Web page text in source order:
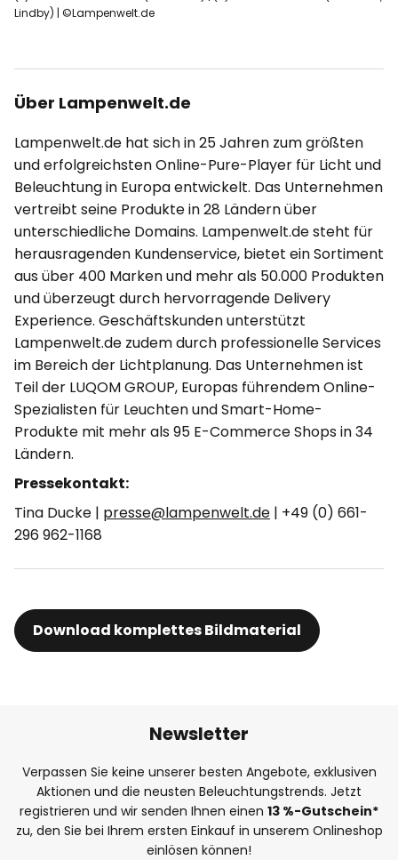
Lindby) | ©Lampenwelt.de
Über Lampenwelt.de
Lampenwelt.de hat sich in 25 Jahren zum größten
und erfolgreichsten Online-Pure-Player für Licht und
Beleuchtung in Europa entwickelt. Das Unternehmen
vertreibt seine Produkte in 28 Ländern über
unterschiedliche Domains. Lampenwelt.de steht für
herausragenden Kundenservice, bietet ein Sortiment
aus über 400 Marken und mehr als 50.000 Produkten
und überzeugt durch hervorragende Delivery
Experience. Geschäftskunden unterstützt
Lampenwelt.de zudem durch professionelle Services
im Bereich der Lichtplanung. Das Unternehmen ist
Teil der LUQOM GROUP, Europas führendem Online-
Spezialisten für Leuchten und Smart-Home-
Produkte mit mehr als 95 E-Commerce Shops in 34
Ländern.
Pressekontakt:
Tina Ducke | presse@lampenwelt.de | +49 (0) 661-
296 962-1168
Download komplettes Bildmaterial
Newsletter
Verpassen Sie keine unserer besten Angebote, exklusiven
Aktionen und die neusten Beleuchtungstrends. Jetzt
registrieren und wir senden Ihnen einen 13 %-Gutschein*
zu, den Sie bei Ihrem ersten Einkauf in unserem Onlineshop
einlösen können!